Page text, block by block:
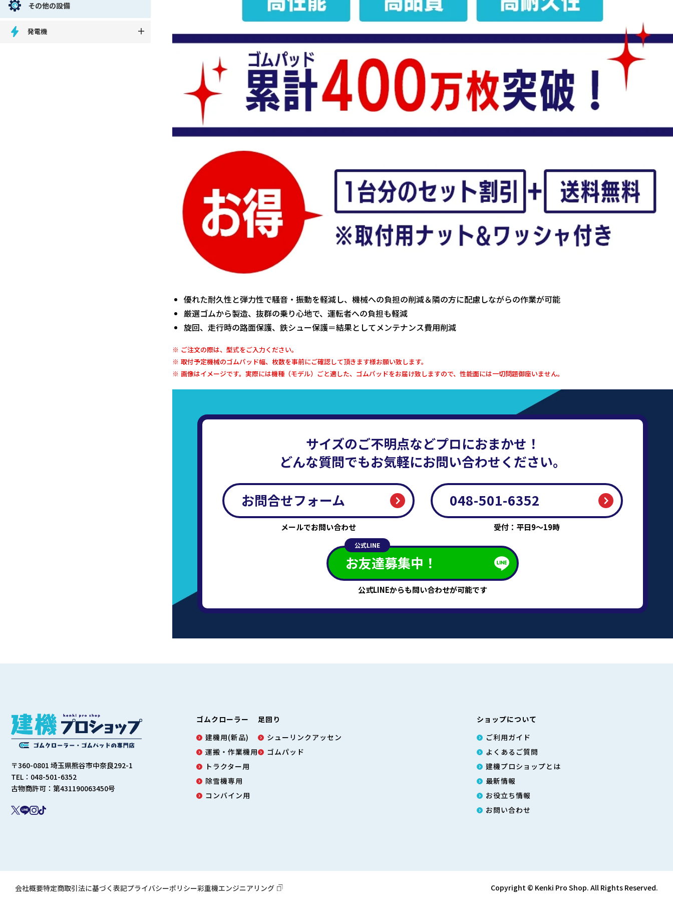
優れた耐久性と弾力性で騒音・振動を軽減し、機械への負担の削減＆隣の方に配慮しながらの作業が可能
厳選ゴムから製造、抜群の乗り心地で、運転者への負担も軽減
旋回、走行時の路面保護、鉄シュー保護＝結果としてメンテナンス費用削減
ご注文の際は、型式をご入力ください。
取付予定機械のゴムパッド幅、枚数を事前にご確認して頂きます様お願い致します。
画像はイメージです。実際には機種（モデル）ごと適した、ゴムパッドをお届け致しますので、性能面には一切問題御座いません。
サイズのご不明点などプロにおまかせ！
どんな質問でもお気軽にお問い合わせください。
お問合せフォーム
メールでお問い合わせ
048-501-6352
受付：平日9～19時
公式LINE
お友達募集中！
公式LINEからも問い合わせが可能です
その他の設備
発電機
〒360-0801 埼玉県熊谷市中奈良292-1
TEL：048-501-6352
古物商許可：第431190063450号
ゴムクローラー
建機用(新品)
運搬・作業機用
トラクター用
除雪機専用
コンバイン用
足回り
シューリンクアッセン
ゴムパッド
ショップについて
ご利用ガイド
よくあるご質問
建機プロショップとは
最新情報
お役立ち情報
お問い合わせ
会社概要特定商取引法に基づく表記プライバシーポリシー彩重機エンジニアリング Copyright © Kenki Pro Shop. All Rights Reserved.